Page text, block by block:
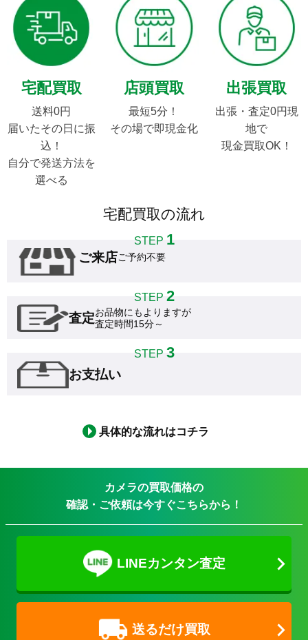
宅配買取
送料0円
届いたその日に振
込！
自分で発送方法を
選べる
店頭買取
最短5分！
その場で即現金化
出張買取
出張・査定0円現
地で
現金買取OK！
宅配買取の流れ
STEP 1
ご来店ご予約不要
STEP 2
査定お品物にもよりますが
査定時間15分～
STEP 3
お支払い
具体的な流れはコチラ
カメラの買取価格の
確認・ご依頼は今すぐこちらから！
LINEカンタン査定
送るだけ買取